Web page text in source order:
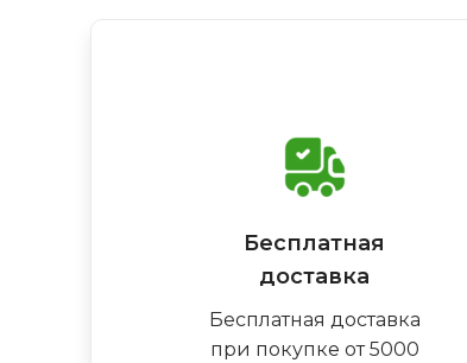
Бесплатная
доставка
Бесплатная доставка
при покупке от 5000